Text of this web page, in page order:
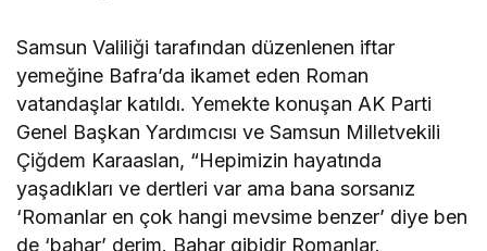
Samsun Valiliği tarafından düzenlenen iftar
yemeğine Bafra’da ikamet eden Roman
vatandaşlar katıldı. Yemekte konuşan AK Parti
Genel Başkan Yardımcısı ve Samsun Milletvekili
Çiğdem Karaaslan, “Hepimizin hayatında
yaşadıkları ve dertleri var ama bana sorsanız
‘Romanlar en çok hangi mevsime benzer’ diye ben
de ‘bahar’ derim. Bahar gibidir Romanlar.